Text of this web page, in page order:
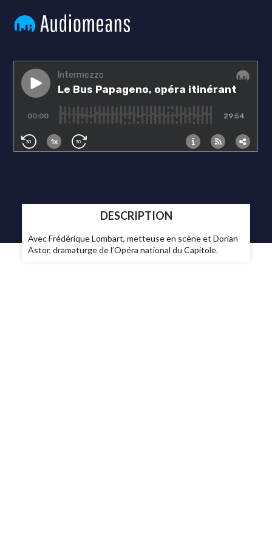
DESCRIPTION
Avec Frédérique Lombart, metteuse en scène et Dorian
Astor, dramaturge de l’Opéra national du Capitole.